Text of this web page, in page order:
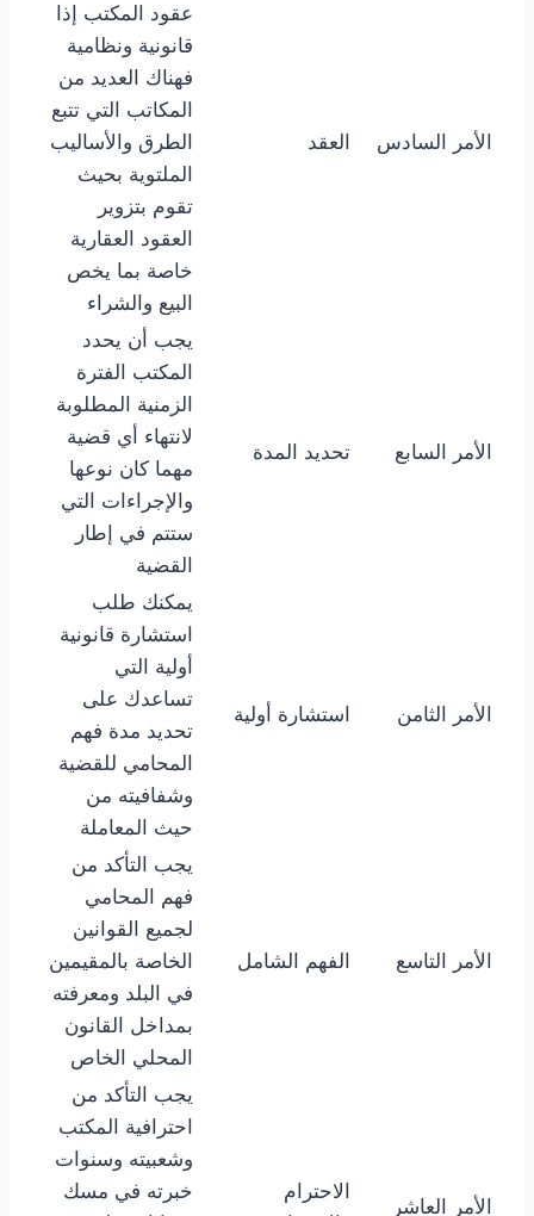
الأمر السادس العقد
عقود المكتب إذا
قانونية ونظامية
فهناك العديد من
المكاتب التي تتبع
الطرق والأساليب
الملتوية بحيث
تقوم بتزوير
العقود العقارية
خاصة بما يخص
البيع والشراء
الأمر السابع تحديد المدة
يجب أن يحدد
المكتب الفترة
الزمنية المطلوبة
لانتهاء أي قضية
مهما كان نوعها
والإجراءات التي
ستتم في إطار
القضية
الأمر الثامن استشارة أولية
يمكنك طلب
استشارة قانونية
أولية التي
تساعدك على
تحديد مدة فهم
المحامي للقضية
وشفافيته من
حيث المعاملة
الأمر التاسع الفهم الشامل
يجب التأكد من
فهم المحامي
لجميع القوانين
الخاصة بالمقيمين
في البلد ومعرفته
بمداخل القانون
المحلي الخاص
الأمر العاشر
الاحترام
يجب التأكد من
احترافية المكتب
وشعبيته وسنوات
خبرته في مسك